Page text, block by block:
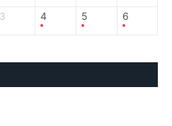
3 4 5 6